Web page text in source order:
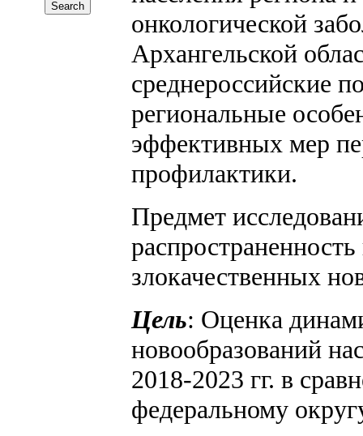
онкологической
Архангельской
среднероссийские
региональные
эффективных мер
профилактики.
Предмет
злокачественных
Цель: Оценка
новообразований
2018-2023 гг. в
федеральному